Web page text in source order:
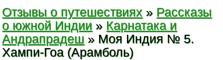
Отзывы о путешествиях » Рассказы
о южной Индии » Карнатака и
Андрапрадеш » Моя Индия № 5.
Хампи-Гоа (Арамболь)